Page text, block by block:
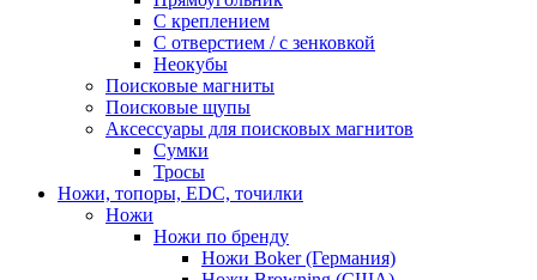
С креплением
С отверстием / с зенковкой
Неокубы
Поисковые магниты
Поисковые щупы
Аксессуары для поисковых магнитов
Сумки
Тросы
Ножи, топоры, EDC, точилки
Ножи
Ножи по бренду
Ножи Boker (Германия)